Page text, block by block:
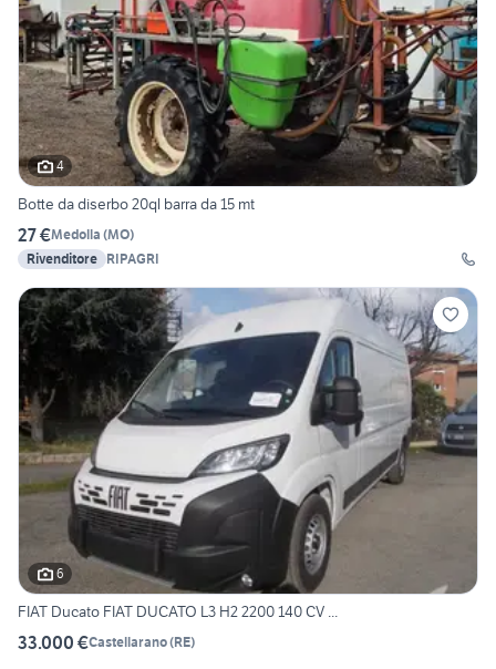
4
Botte da diserbo 20ql barra da 15 mt
27 €Medolla (MO)
Rivenditore RIPAGRI
6
FIAT Ducato FIAT DUCATO L3 H2 2200 140 CV ...
33.000 €Castellarano(RE)